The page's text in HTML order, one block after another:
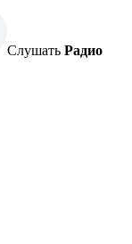
Слушать Радио